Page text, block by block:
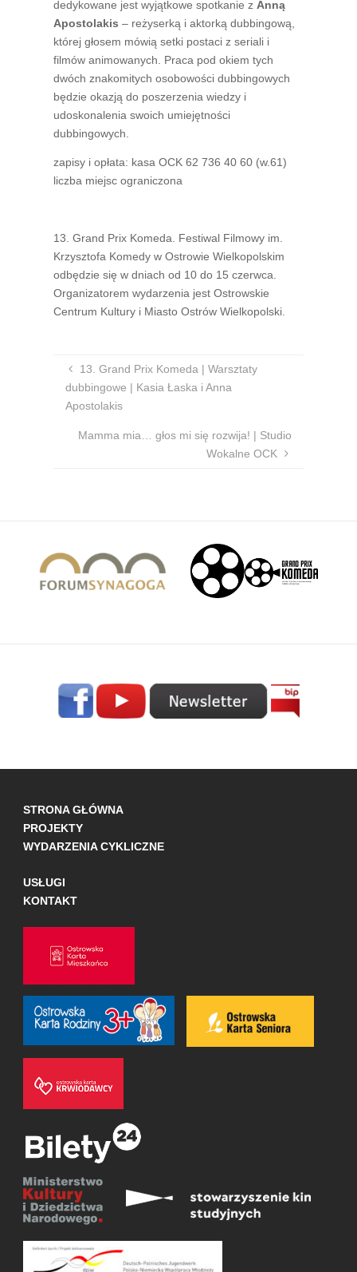
dedykowane jest wyjątkowe spotkanie z Anną
Apostolakis – reżyserką i aktorką dubbingową,
której głosem mówią setki postaci z seriali i
filmów animowanych. Praca pod okiem tych
dwóch znakomitych osobowości dubbingowych
będzie okazją do poszerzenia wiedzy i
udoskonalenia swoich umiejętności
dubbingowych.
zapisy i opłata: kasa OCK 62 736 40 60 (w.61)
liczba miejsc ograniczona
13. Grand Prix Komeda. Festiwal Filmowy im.
Krzysztofa Komedy w Ostrowie Wielkopolskim
odbędzie się w dniach od 10 do 15 czerwca.
Organizatorem wydarzenia jest Ostrowskie
Centrum Kultury i Miasto Ostrów Wielkopolski.
13. Grand Prix Komeda | Warsztaty
dubbingowe | Kasia Łaska i Anna
Apostolakis
Mamma mia… głos mi się rozwija! | Studio
Wokalne OCK
STRONA GŁÓWNA
PROJEKTY
WYDARZENIA CYKLICZNE
USŁUGI
KONTAKT